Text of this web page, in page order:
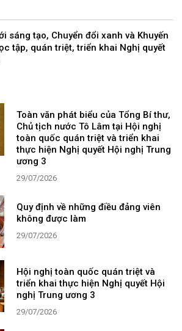
sáng tạo, Chuyển đổi xanh và Khuyến
tập, quán triệt, triển khai Nghị quyết
Toàn văn phát biểu của Tổng Bí thư,
Chủ tịch nước Tô Lâm tại Hội nghị
toàn quốc quán triệt và triển khai
thực hiện Nghị quyết Hội nghị Trung
ương 3
29/07/2026
Quy định về những điều đảng viên
không được làm
29/07/2026
Hội nghị toàn quốc quán triệt và
triển khai thực hiện Nghị quyết Hội
nghị Trung ương 3
29/07/2026